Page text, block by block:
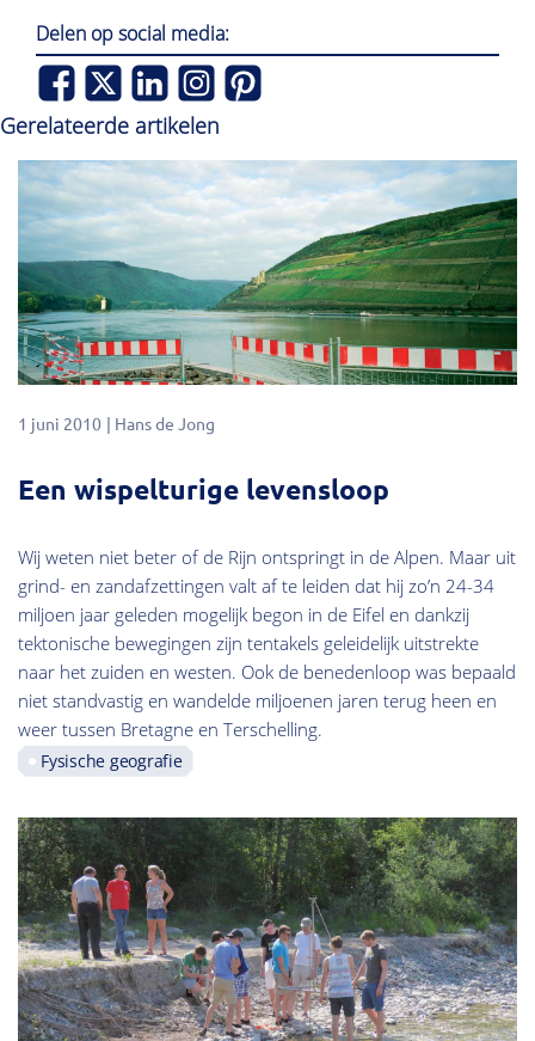
Delen op social media:
Gerelateerde artikelen
1 juni 2010 Hans de Jong
Een wispelturige levensloop
Wij weten niet beter of de Rijn ontspringt in de Alpen. Maar uit
grind- en zandafzettingen valt af te leiden dat hij zo’n 24-34
miljoen jaar geleden mogelijk begon in de Eifel en dankzij
tektonische bewegingen zijn tentakels geleidelijk uitstrekte
naar het zuiden en westen. Ook de benedenloop was bepaald
niet standvastig en wandelde miljoenen jaren terug heen en
weer tussen Bretagne en Terschelling.
Fysische geografie